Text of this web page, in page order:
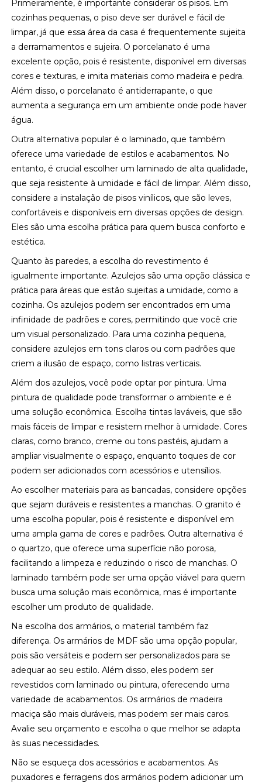
Primeiramente, é importante considerar os pisos. Em
cozinhas pequenas, o piso deve ser durável e fácil de
limpar, já que essa área da casa é frequentemente sujeita
a derramamentos e sujeira. O porcelanato é uma
excelente opção, pois é resistente, disponível em diversas
cores e texturas, e imita materiais como madeira e pedra.
Além disso, o porcelanato é antiderrapante, o que
aumenta a segurança em um ambiente onde pode haver
água.
Outra alternativa popular é o laminado, que também
oferece uma variedade de estilos e acabamentos. No
entanto, é crucial escolher um laminado de alta qualidade,
que seja resistente à umidade e fácil de limpar. Além disso,
considere a instalação de pisos vinílicos, que são leves,
confortáveis e disponíveis em diversas opções de design.
Eles são uma escolha prática para quem busca conforto e
estética.
Quanto às paredes, a escolha do revestimento é
igualmente importante. Azulejos são uma opção clássica e
prática para áreas que estão sujeitas a umidade, como a
cozinha. Os azulejos podem ser encontrados em uma
infinidade de padrões e cores, permitindo que você crie
um visual personalizado. Para uma cozinha pequena,
considere azulejos em tons claros ou com padrões que
criem a ilusão de espaço, como listras verticais.
Além dos azulejos, você pode optar por pintura. Uma
pintura de qualidade pode transformar o ambiente e é
uma solução econômica. Escolha tintas laváveis, que são
mais fáceis de limpar e resistem melhor à umidade. Cores
claras, como branco, creme ou tons pastéis, ajudam a
ampliar visualmente o espaço, enquanto toques de cor
podem ser adicionados com acessórios e utensílios.
Ao escolher materiais para as bancadas, considere opções
que sejam duráveis e resistentes a manchas. O granito é
uma escolha popular, pois é resistente e disponível em
uma ampla gama de cores e padrões. Outra alternativa é
o quartzo, que oferece uma superfície não porosa,
facilitando a limpeza e reduzindo o risco de manchas. O
laminado também pode ser uma opção viável para quem
busca uma solução mais econômica, mas é importante
escolher um produto de qualidade.
Na escolha dos armários, o material também faz
diferença. Os armários de MDF são uma opção popular,
pois são versáteis e podem ser personalizados para se
adequar ao seu estilo. Além disso, eles podem ser
revestidos com laminado ou pintura, oferecendo uma
variedade de acabamentos. Os armários de madeira
maciça são mais duráveis, mas podem ser mais caros.
Avalie seu orçamento e escolha o que melhor se adapta
às suas necessidades.
Não se esqueça dos acessórios e acabamentos. As
puxadores e ferragens dos armários podem adicionar um